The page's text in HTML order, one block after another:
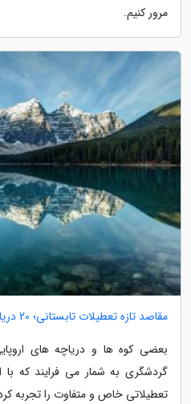
مرور کنیم.
مقاصد تازه تعطیلات تابستانی؛ 20 دریاچه و کوهستان اروپایی
بعضی کوه ها و دریاچه های
گردشگری به شمار می فرایند که با
تعطیلاتی خاص و متفاوت را تجربه